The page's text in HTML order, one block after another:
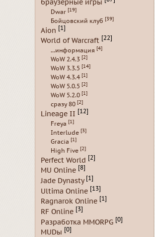
браузерные игры
Dwar [19]
Бойцовский клуб [39]
Aion [1]
World of Warcraft [22]
...информация [4]
WoW 2.4.3 [2]
WoW 3.3.5 [14]
WoW 4.3.4 [1]
WoW 5.0.5 [2]
WoW 5.2.0 [1]
сразу 80 [2]
Lineage II [12]
Freya [1]
Interlude [3]
Gracia [1]
High Five [2]
Perfect World [2]
MU Online [8]
Jade Dynasty [1]
Ultima Online [13]
Ragnarok Online [1]
RF Online [3]
Разработка MMORPG [0]
MUDы [0]